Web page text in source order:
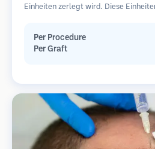
Einheiten zerlegt wird. Diese
eine lineare Narbe.
Per Procedure
Per Graft